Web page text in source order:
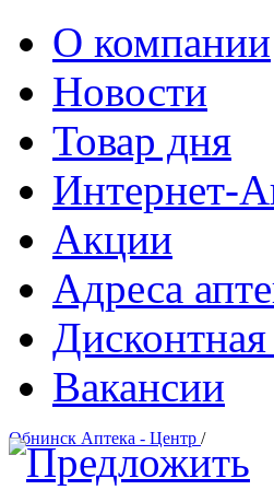
О компании
Новости
Товар дня
Интернет-
Акции
Адреса
Дисконтная
Вакансии
Обнинск Аптека - Центр /